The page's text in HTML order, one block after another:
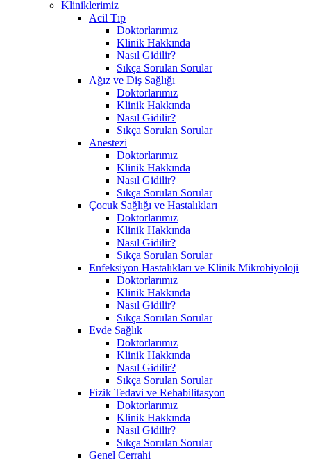
Kliniklerimiz
Acil Tıp
Doktorlarımız
Klinik Hakkında
Nasıl Gidilir?
Sıkça Sorulan Sorular
Ağız ve Diş Sağlığı
Doktorlarımız
Klinik Hakkında
Nasıl Gidilir?
Sıkça Sorulan Sorular
Anestezi
Doktorlarımız
Klinik Hakkında
Nasıl Gidilir?
Sıkça Sorulan Sorular
Çocuk Sağlığı ve Hastalıkları
Doktorlarımız
Klinik Hakkında
Nasıl Gidilir?
Sıkça Sorulan Sorular
Enfeksiyon Hastalıkları ve Klinik Mikrobiyoloji
Doktorlarımız
Klinik Hakkında
Nasıl Gidilir?
Sıkça Sorulan Sorular
Evde Sağlık
Doktorlarımız
Klinik Hakkında
Nasıl Gidilir?
Sıkça Sorulan Sorular
Fizik Tedavi ve Rehabilitasyon
Doktorlarımız
Klinik Hakkında
Nasıl Gidilir?
Sıkça Sorulan Sorular
Genel Cerrahi